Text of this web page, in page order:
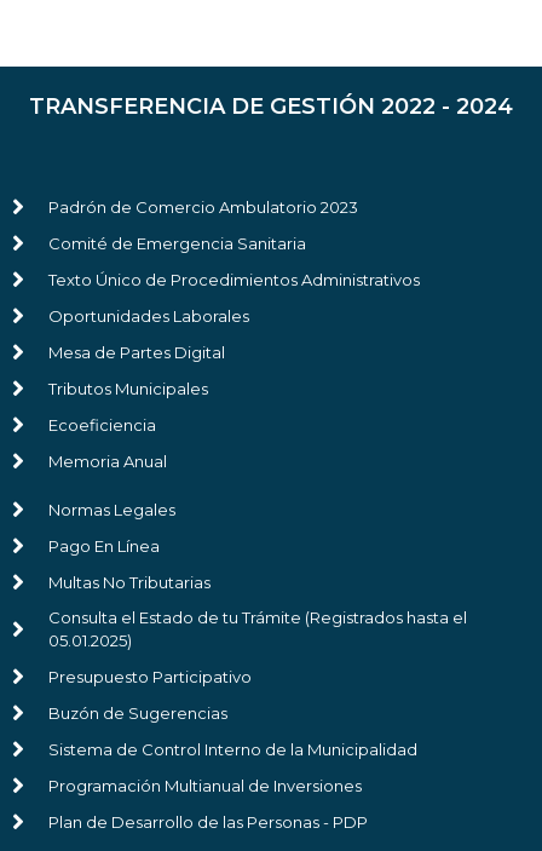
TRANSFERENCIA DE GESTIÓN 2022 - 2024
Padrón de Comercio Ambulatorio 2023
Comité de Emergencia Sanitaria
Texto Único de Procedimientos Administrativos
Oportunidades Laborales
Mesa de Partes Digital
Tributos Municipales
Ecoeficiencia
Memoria Anual
Normas Legales
Pago En Línea
Multas No Tributarias
Consulta el Estado de tu Trámite (Registrados hasta el
05.01.2025)
Presupuesto Participativo
Buzón de Sugerencias
Sistema de Control Interno de la Municipalidad
Programación Multianual de Inversiones
Plan de Desarrollo de las Personas - PDP